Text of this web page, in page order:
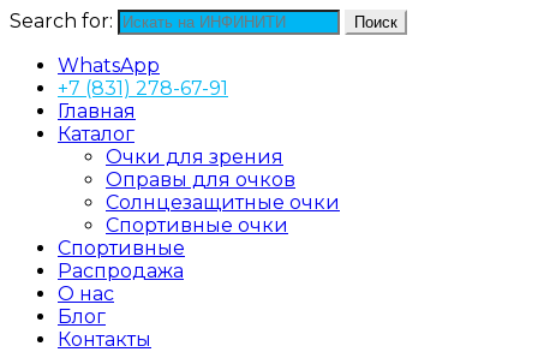
Search for: Поиск
WhatsApp
+7 (831) 278-67-91
Главная
Каталог
Очки для зрения
Оправы для очков
Солнцезащитные очки
Спортивные очки
Спортивные
Распродажа
О нас
Блог
Контакты